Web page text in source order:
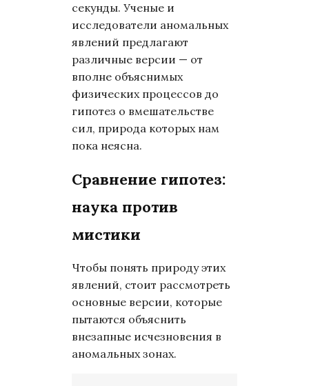
секунды. Ученые и
исследователи аномальных
явлений предлагают
различные версии — от
вполне объяснимых
физических процессов до
гипотез о вмешательстве
сил, природа которых нам
пока неясна.
Сравнение гипотез:
наука против
мистики
Чтобы понять природу этих
явлений, стоит рассмотреть
основные версии, которые
пытаются объяснить
внезапные исчезновения в
аномальных зонах.